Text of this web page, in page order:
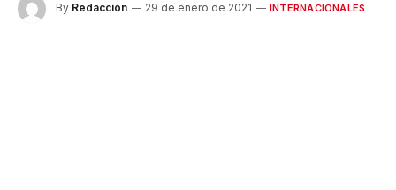
By Redacción 29 de enero de 2021 INTERNACIONALES